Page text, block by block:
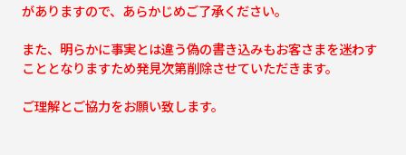
がありますので、あらかじめご了承ください。
また、明らかに事実とは違う偽の書き込みもお客さまを迷わす
こととなりますため発見次第削除させていただきます。
ご理解とご協力をお願い致します。